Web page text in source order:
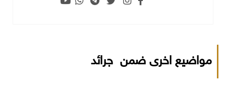
مواضيع اخرى ضمن جرائد